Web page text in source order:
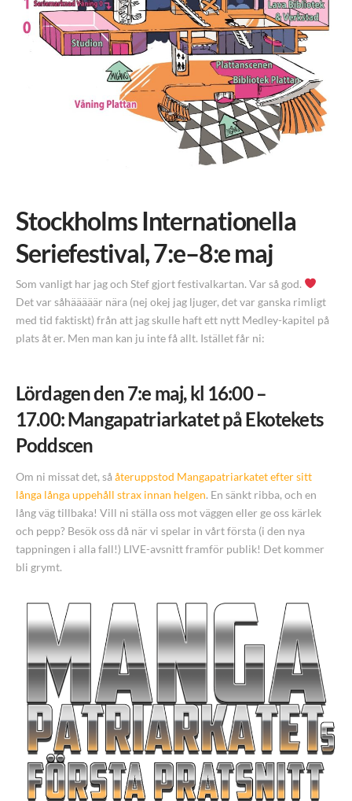
Stockholms Internationella
Seriefestival, 7:e–8:e maj
Som vanligt har jag och Stef gjort festivalkartan. Var så god.
Det var såhääääär nära (nej okej jag ljuger, det var ganska rimligt
med tid faktiskt) från att jag skulle haft ett nytt Medley-kapitel på
plats åt er. Men man kan ju inte få allt. Istället får ni:
Lördagen den 7:e maj, kl 16:00 –
17.00: Mangapatriarkatet på Ekotekets
Poddscen
Om ni missat det, sååteruppstod Mangapatriarkatet efter sitt
långa långa uppehåll strax innan helgen. En sänkt ribba, och en
lång väg tillbaka! Vill ni ställa oss mot väggen eller ge oss kärlek
och pepp? Besök oss då när vi spelar in vårt första (i den nya
tappningen i alla fall!) LIVE-avsnitt framför publik! Det kommer
bli grymt.